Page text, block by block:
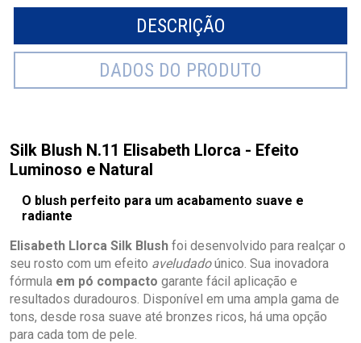
DESCRIÇÃO
DADOS DO PRODUTO
Silk Blush N.11 Elisabeth Llorca - Efeito
Luminoso e Natural
O blush perfeito para um acabamento suave e
radiante
Elisabeth Llorca Silk Blush foi desenvolvido para realçar o
seu rosto com um efeito aveludadoúnico. Sua inovadora
fórmula em pó compacto garante fácil aplicação e
resultados duradouros. Disponível em uma ampla gama de
tons, desde rosa suave até bronzes ricos, há uma opção
para cada tom de pele.